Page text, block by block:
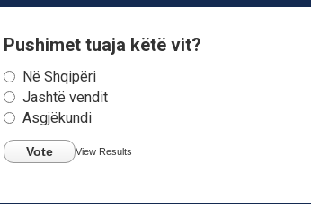
Pushimet tuaja këtë vit?
Në Shqipëri
Jashtë vendit
Asgjëkundi
Vote View Results